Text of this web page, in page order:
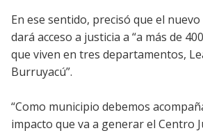
En ese sentido, precisó que el
dará acceso a justicia a “a más de
que viven en tres departamentos,
Burruyacú”.
“Como municipio debemos
impacto que va a generar el Centro